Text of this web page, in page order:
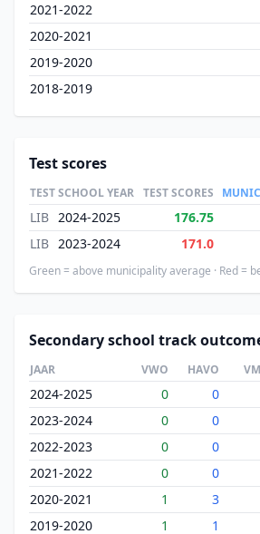
2021-2022
2020-2021
2019-2020
2018-2019
Test scores
TESTSCHOOL YEAR TEST SCORES
LIB 2024-2025 176.75
LIB 2023-2024 171.0
Green = above municipality average · Red =
Secondary school track
JAAR VWO HAVO
2024-2025 0 0
2023-2024
0 0
2022-2023
0 0
2021-2022
0 0
2020-2021
1 3
2019-2020
1 1